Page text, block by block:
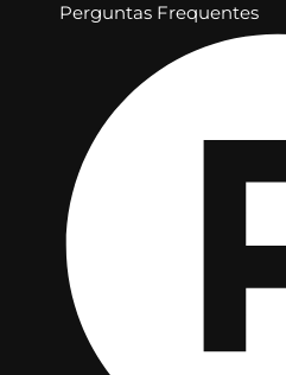
Perguntas Frequentes